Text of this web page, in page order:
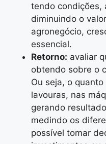
tendo condições,
diminuindo o
agronegócio,
essencial.
Retorno: avaliar
obtendo sobre o
Ou seja, o
lavouras, nas
gerando
medindo os
possível tomar